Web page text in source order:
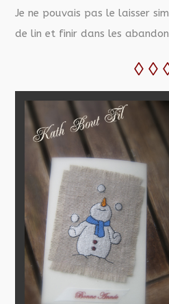
Je ne pouvais pas le laisser
de lin et finir dans les
◊ ◊